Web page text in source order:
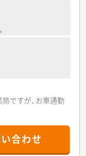
が地域に関係なく
していただけま
ですが、お車通勤
合わせ